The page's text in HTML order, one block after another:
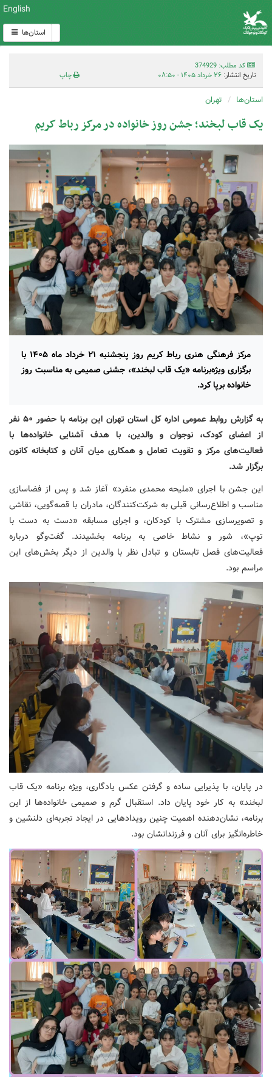
English
استان‌ها
کد مطلب: 374929
تاریخ انتشار: ۲۶ خرداد ۱۴۰۵ - ۰۸:۵۰ چاپ
استان‌ها تهران
یک قاب لبخند؛ جشن روز خانواده در مرکز رباط کریم
مرکز فرهنگی هنری رباط کریم روز پنجشنبه ۲۱ خرداد ماه ۱۴۰۵ با
برگزاری ویژه‌برنامه «یک قاب لبخند»، جشنی صمیمی به مناسبت روز
خانواده برپا کرد.
به گزارش روابط عمومی اداره کل استان تهران این برنامه با حضور ۵۰ نفر
از اعضای کودک، نوجوان و والدین، با هدف آشنایی خانواده‌ها با
فعالیت‌های مرکز و تقویت تعامل و همکاری میان آنان و کتابخانه کانون
برگزار شد.
این جشن با اجرای «ملیحه محمدی منفرد» آغاز شد و پس از فضاسازی
مناسب و اطلاع‌رسانی قبلی به شرکت‌کنندگان، مادران با قصه‌گویی، نقاشی
و تصویرسازی مشترک با کودکان، و اجرای مسابقه «دست به دست با
توپ»، شور و نشاط خاصی به برنامه بخشیدند. گفت‌وگو درباره
فعالیت‌های فصل تابستان و تبادل نظر با والدین از دیگر بخش‌های این
مراسم بود.
در پایان، با پذیرایی ساده و گرفتن عکس یادگاری، ویژه برنامه «یک قاب
لبخند» به کار خود پایان داد. استقبال گرم و صمیمی خانواده‌ها از این
برنامه، نشان‌دهنده اهمیت چنین رویدادهایی در ایجاد تجربه‌ای دلنشین و
خاطره‌انگیز برای آنان و فرزندانشان بود.